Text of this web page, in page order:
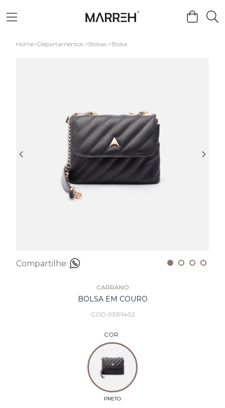
Home Departamentos Bolsas Bolsa
Compartilhe:
CARRANO
BOLSA EM COURO
COD 03191402
COR